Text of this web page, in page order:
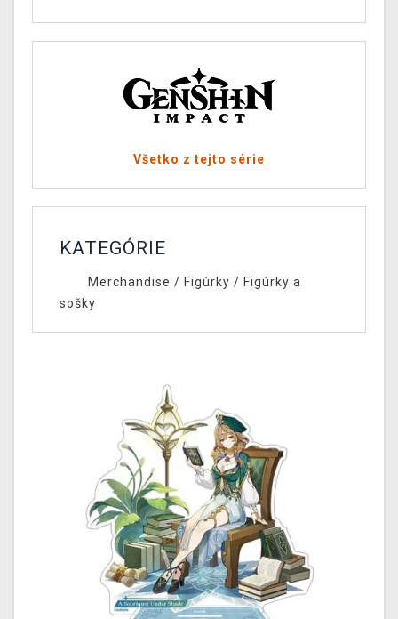
Všetko z tejto série
KATEGÓRIE
Merchandise / Figúrky / Figúrky a
sošky